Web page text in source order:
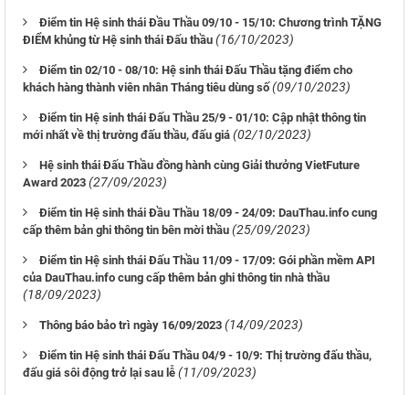
Điểm tin Hệ sinh thái Đầu Thầu 09/10 - 15/10: Chương trình TẶNG
ĐIỂM khủng từ Hệ sinh thái Đấu thầu (16/10/2023)
Điểm tin 02/10 - 08/10: Hệ sinh thái Đấu Thầu tặng điểm cho
khách hàng thành viên nhân Tháng tiêu dùng số (09/10/2023)
Điểm tin Hệ sinh thái Đấu Thầu 25/9 - 01/10: Cập nhật thông tin
mới nhất về thị trường đấu thầu, đấu giá (02/10/2023)
Hệ sinh thái Đấu Thầu đồng hành cùng Giải thưởng VietFuture
Award 2023 (27/09/2023)
Điểm tin Hệ sinh thái Đầu Thầu 18/09 - 24/09: DauThau.info cung
cấp thêm bản ghi thông tin bên mời thầu (25/09/2023)
Điểm tin Hệ sinh thái Đấu Thầu 11/09 - 17/09: Gói phần mềm API
của DauThau.info cung cấp thêm bản ghi thông tin nhà thầu
(18/09/2023)
Thông báo bảo trì ngày 16/09/2023 (14/09/2023)
Điểm tin Hệ sinh thái Đấu Thầu 04/9 - 10/9: Thị trường đấu thầu,
đấu giá sôi động trở lại sau lễ (11/09/2023)